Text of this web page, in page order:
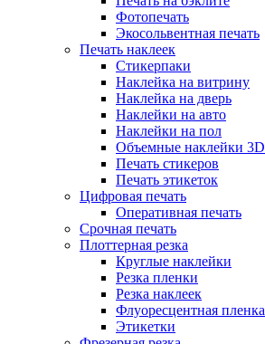
Фотопечать
Экосольвентная печать
Печать наклеек
Стикерпаки
Наклейка на витрину
Наклейка на дверь
Наклейки на авто
Наклейки на пол
Объемные наклейки 3D
Печать стикеров
Печать этикеток
Цифровая печать
Оперативная печать
Срочная печать
Плоттерная резка
Круглые наклейки
Резка пленки
Резка наклеек
Флуоресцентная пленка
Этикетки